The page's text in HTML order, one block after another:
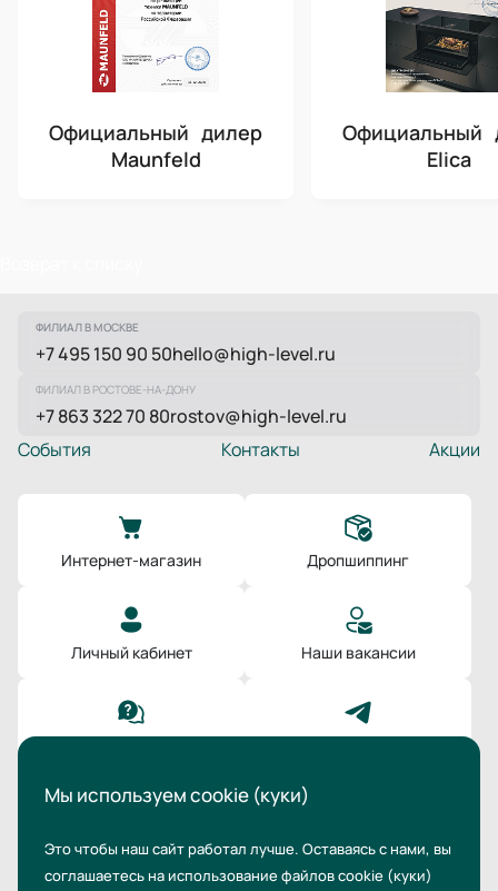
Официальный дилер
Maunfeld
Официальный
Elica
ФИЛИАЛ В МОСКВЕ
+7 495 150 90 50hello@high-level.ru
ФИЛИАЛ В РОСТОВЕ-НА-ДОНУ
+7 863 322 70 80rostov@high-level.ru
Акции
События Контакты
Интернет-магазин Дропшиппинг
Личный кабинет Наши вакансии
Мы используем cookie (куки)
Это чтобы наш сайт работал лучше. Оставаясь с нами, вы
соглашаетесь на использование файлов cookie (куки)